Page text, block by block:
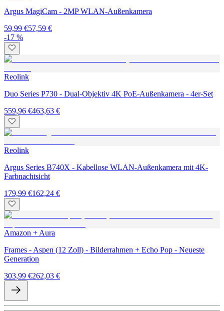
Argus MagiCam - 2MP WLAN-Außenkamera
59,99 €57,59 €
-17 %
Reolink
Duo Series P730 - Dual-Objektiv 4K PoE-Außenkamera - 4er-Set
559,96 €463,63 €
Reolink
Argus Series B740X - Kabellose WLAN-Außenkamera mit 4K-
Farbnachtsicht
179,99 €162,24 €
Amazon + Aura
Frames - Aspen (12 Zoll) - Bilderrahmen + Echo Pop - Neueste
Generation
303,99 €262,03 €